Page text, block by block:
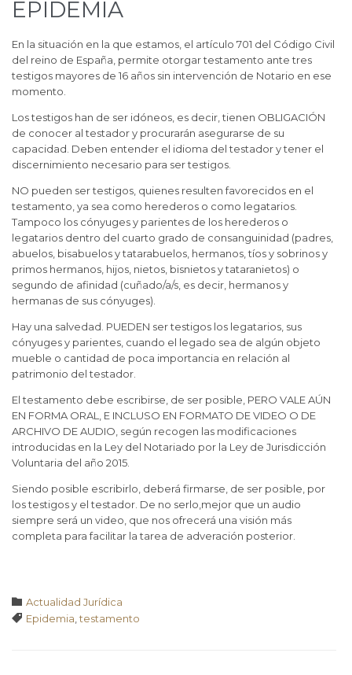
EPIDEMIA
En la situación en la que estamos, el artículo 701 del Código Civil
del reino de España, permite otorgar testamento ante tres
testigos mayores de 16 años sin intervención de Notario en ese
momento.
Los testigos han de ser idóneos, es decir, tienen OBLIGACIÓN
de conocer al testador y procurarán asegurarse de su
capacidad. Deben entender el idioma del testador y tener el
discernimiento necesario para ser testigos.
NO pueden ser testigos, quienes resulten favorecidos en el
testamento, ya sea como herederos o como legatarios.
Tampoco los cónyuges y parientes de los herederos o
legatarios dentro del cuarto grado de consanguinidad (padres,
abuelos, bisabuelos y tatarabuelos, hermanos, tíos y sobrinos y
primos hermanos, hijos, nietos, bisnietos y tataranietos) o
segundo de afinidad (cuñado/a/s, es decir, hermanos y
hermanas de sus cónyuges).
Hay una salvedad. PUEDEN ser testigos los legatarios, sus
cónyuges y parientes, cuando el legado sea de algún objeto
mueble o cantidad de poca importancia en relación al
patrimonio del testador.
El testamento debe escribirse, de ser posible, PERO VALE AÚN
EN FORMA ORAL, E INCLUSO EN FORMATO DE VIDEO O DE
ARCHIVO DE AUDIO, según recogen las modificaciones
introducidas en la Ley del Notariado por la Ley de Jurisdicción
Voluntaria del año 2015.
Siendo posible escribirlo, deberá firmarse, de ser posible, por
los testigos y el testador. De no serlo,mejor que un audio
siempre será un video, que nos ofrecerá una visión más
completa para facilitar la tarea de adveración posterior.
 Categoría
Actualidad Jurídica
 Tags
Epidemia ,testamento